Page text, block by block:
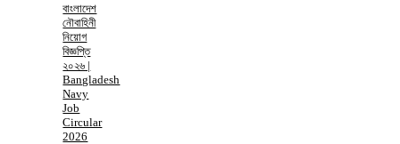
বাংলাদেশ
নৌবাহিনী
নিয়োগ
বিজ্ঞপ্তি
২০২৬ |
Bangladesh
Navy
Job
Circular
2026